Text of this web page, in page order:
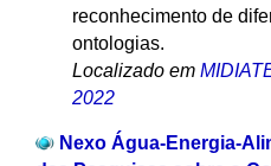
reconhecimento de
ontologias.
Localizado em
2022
Nexo Água-Energia-